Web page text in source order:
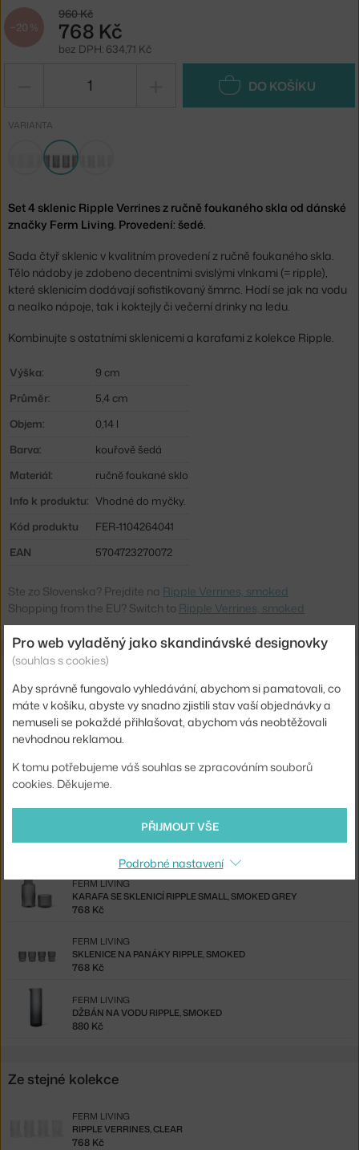
−20 %
960 Kč
768 Kč
bez DPH: 634,71 Kč
DO KOŠÍKU
VARIANTA
Set 4 sklenic Ripple Verrines z ručně foukaného skla od dánské
značky Ferm Living. Provedení: šedé.
Sada čtyř sklenic v kvalitním provedení z ručně foukaného skla.
Tělo nádoby je zdobeno decentními svislými vlnkami (= ripple),
které sklenicím dodávají sofistikovaný šmrnc. Hodí se jak na vodu
a nealko nápoje, tak i koktejly či večerní drinky na ledu.
Kombinujte s ostatními sklenicemi a karafami z kolekce Ripple.
Výška:
9 cm
Průměr:
5,4 cm
Objem:
0,14 l
Barva:
kouřově šedá
Materiál:
ručně foukané sklo
Info k produktu: Vhodné do myčky.
Kód produktu
FER-1104264041
EAN
5704723270072
Ste zo Slovenska? Prejdite na Ripple Verrines, smoked
Shopping from the EU? Switch to Ripple Verrines, smoked
Související produkty
KARAFA RIPPLE, SMOKED
FERM LIVING
768 Kč
MISKY RIPPLE, SMOKED
FERM LIVING
1 160 Kč
KARAFA SE SKLENICÍ RIPPLE SMALL, SMOKED GREY
FERM LIVING
768 Kč
SKLENICE NA PANÁKY RIPPLE, SMOKED
FERM LIVING
768 Kč
DŽBÁN NA VODU RIPPLE, SMOKED
FERM LIVING
880 Kč
Ze stejné kolekce
RIPPLE VERRINES, CLEAR
FERM LIVING
768 Kč
Pro web vyladěný jako skandinávské designovky
(souhlas s cookies)
Aby správně fungovalo vyhledávání, abychom si pamatovali, co
máte v košíku, abyste vy snadno zjistili stav vaší objednávky a
nemuseli se pokaždé přihlašovat, abychom vás neobtěžovali
nevhodnou reklamou.
K tomu potřebujeme váš souhlas se zpracováním souborů
cookies. Děkujeme.
PŘIJMOUT VŠE
Podrobné nastavení